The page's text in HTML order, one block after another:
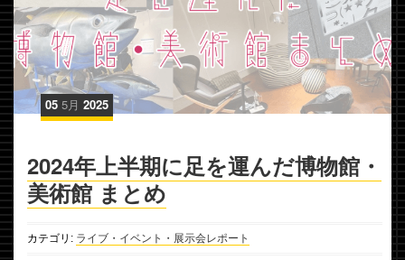
05 5月 2025
2024年上半期に足を運んだ博物館・
美術館 まとめ
カテゴリ: ライブ・イベント・展示会レポート